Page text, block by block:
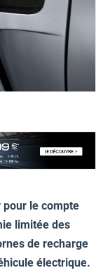
pour le compte
limitée des
de recharge
électrique.